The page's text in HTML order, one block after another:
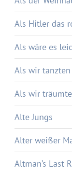
Als Hitler das
Als wäre es
Als wir tanzten
Als wir
Alte Jungs
Alter weißer
Altman’s Last